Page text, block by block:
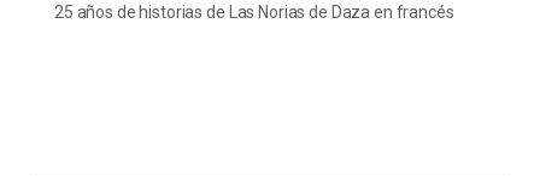
25 años de historias de Las Norias de Daza en francés